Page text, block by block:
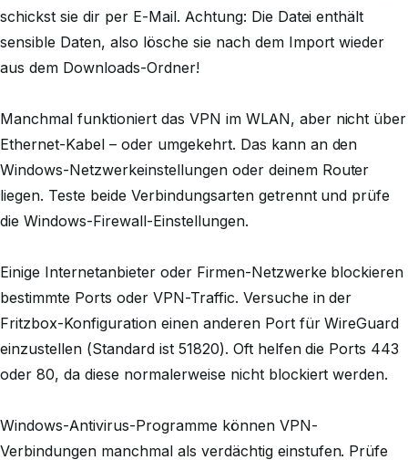
schickst sie dir per E-Mail. Achtung: Die Datei enthält
sensible Daten, also lösche sie nach dem Import wieder
aus dem Downloads-Ordner!
Manchmal funktioniert das VPN im WLAN, aber nicht über
Ethernet-Kabel – oder umgekehrt. Das kann an den
Windows-Netzwerkeinstellungen oder deinem Router
liegen. Teste beide Verbindungsarten getrennt und prüfe
die Windows-Firewall-Einstellungen.
Einige Internetanbieter oder Firmen-Netzwerke blockieren
bestimmte Ports oder VPN-Traffic. Versuche in der
Fritzbox-Konfiguration einen anderen Port für WireGuard
einzustellen (Standard ist 51820). Oft helfen die Ports 443
oder 80, da diese normalerweise nicht blockiert werden.
Windows-Antivirus-Programme können VPN-
Verbindungen manchmal als verdächtig einstufen. Prüfe